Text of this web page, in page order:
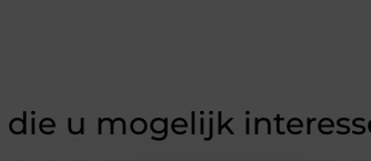
die u mogelijk